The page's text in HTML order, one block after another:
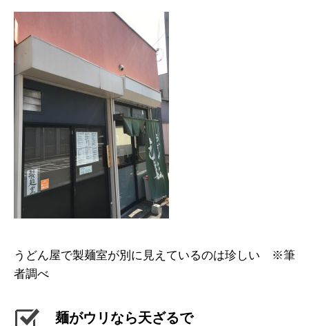
うどん屋で製麺室が別に見えているのは珍しい ※筆
者調べ
麺がウリなら天ざるで